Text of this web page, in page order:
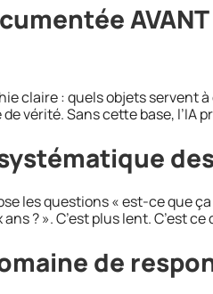
claire : quels objets servent
vérité. Sans cette base, l’IA
les questions « est-ce que
? ». C’est plus lent. C’est
de